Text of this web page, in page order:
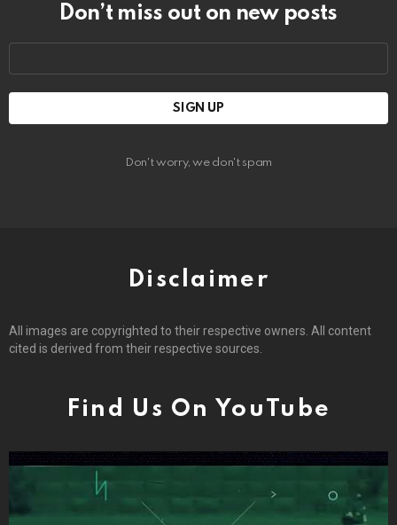
Don’t miss out on new posts
Don't worry, we don't spam
Disclaimer
All images are copyrighted to their respective owners. All content
cited is derived from their respective sources.
Find Us On YouTube